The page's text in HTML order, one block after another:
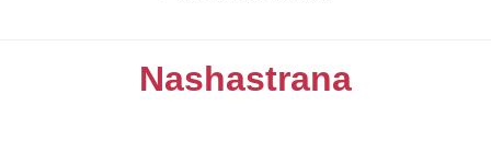
Nashastrana